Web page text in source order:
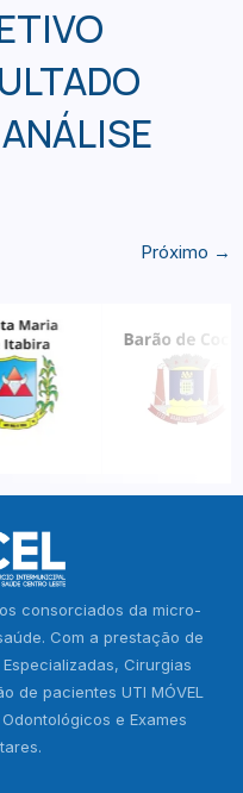
Próximo →
consorciados da micro-
Com a prestação de
Cirurgias
de pacientes UTI MÓVEL
e Exames